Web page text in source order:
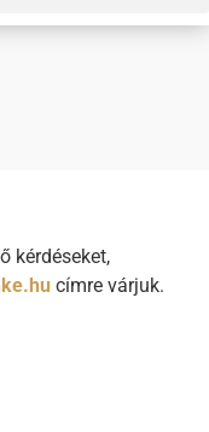
kérdéseket,
címre várjuk.